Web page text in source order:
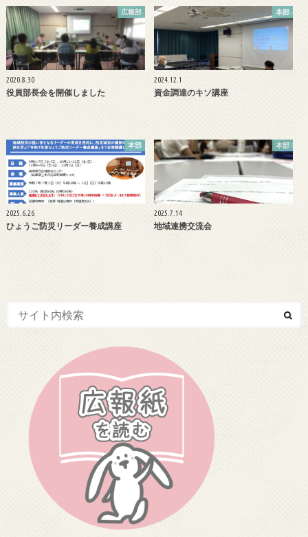
広報部
2020.8.30
役員部長会を開催しました
本部
2024.12.1
資金調達のキソ講座
本部
2025.6.26
ひょうご防災リーダー養成講座
本部
2025.7.14
地域連携交流会